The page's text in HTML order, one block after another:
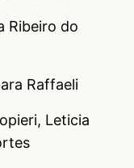
Ribeiro do
Raffaeli
Leticia